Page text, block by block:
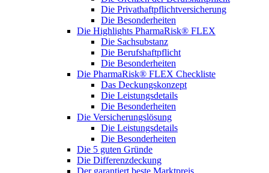
Die Privathaftpflichtversicherung
Die Besonderheiten
Die Highlights PharmaRisk® FLEX
Die Sachsubstanz
Die Berufshaftpflicht
Die Besonderheiten
Die PharmaRisk® FLEX Checkliste
Das Deckungskonzept
Die Leistungsdetails
Die Besonderheiten
Die Versicherungslösung
Die Leistungsdetails
Die Besonderheiten
Die 5 guten Gründe
Die Differenzdeckung
Der garantiert beste Marktpreis